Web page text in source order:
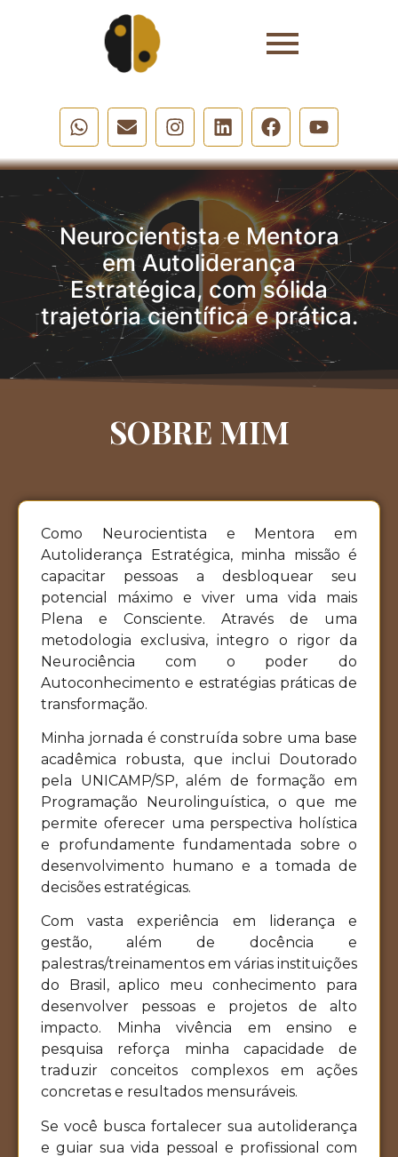
Neurocientista e Mentora
em Autoliderança
Estratégica, com sólida
trajetória científica e prática.
SOBRE MIM
Como Neurocientista e Mentora em
Autoliderança Estratégica, minha missão é
capacitar pessoas a desbloquear seu
potencial máximo e viver uma vida mais
Plena e Consciente. Através de uma
metodologia exclusiva, integro o rigor da
Neurociência com o poder do
Autoconhecimento e estratégias práticas de
transformação.
Minha jornada é construída sobre uma base
acadêmica robusta, que inclui Doutorado
pela UNICAMP/SP, além de formação em
Programação Neurolinguística, o que me
permite oferecer uma perspectiva holística
e profundamente fundamentada sobre o
desenvolvimento humano e a tomada de
decisões estratégicas.
Com vasta experiência em liderança e
gestão, além de docência e
palestras/treinamentos em várias instituições
do Brasil, aplico meu conhecimento para
desenvolver pessoas e projetos de alto
impacto. Minha vivência em ensino e
pesquisa reforça minha capacidade de
traduzir conceitos complexos em ações
concretas e resultados mensuráveis.
Se você busca fortalecer sua autoliderança
e guiar sua vida pessoal e profissional com